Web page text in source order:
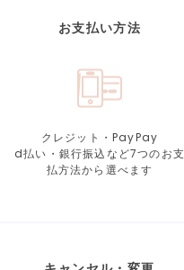
お支払い方法
クレジット・PayPay
d払い・銀行振込など7つのお支
払方法から選べます